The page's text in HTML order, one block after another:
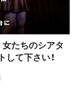
たちのシアタ
して下さい！